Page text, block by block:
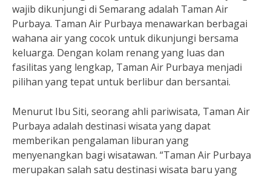
wajib dikunjungi di Semarang adalah Taman Air
Purbaya. Taman Air Purbaya menawarkan berbagai
wahana air yang cocok untuk dikunjungi bersama
keluarga. Dengan kolam renang yang luas dan
fasilitas yang lengkap, Taman Air Purbaya menjadi
pilihan yang tepat untuk berlibur dan bersantai.
Menurut Ibu Siti, seorang ahli pariwisata, Taman Air
Purbaya adalah destinasi wisata yang dapat
memberikan pengalaman liburan yang
menyenangkan bagi wisatawan. “Taman Air Purbaya
merupakan salah satu destinasi wisata baru yang